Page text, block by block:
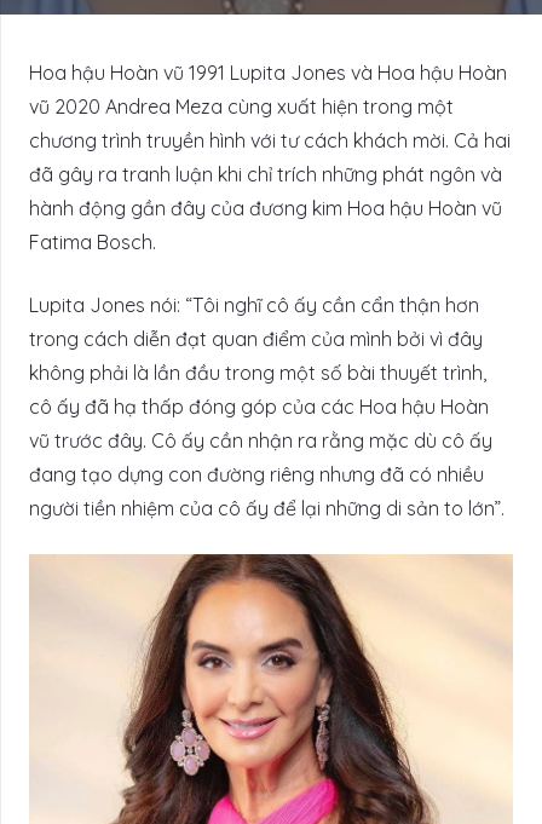
Hoa hậu Hoàn vũ 1991 Lupita Jones và Hoa hậu Hoàn
vũ 2020 Andrea Meza cùng xuất hiện trong một
chương trình truyền hình với tư cách khách mời. Cả hai
đã gây ra tranh luận khi chỉ trích những phát ngôn và
hành động gần đây của đương kim Hoa hậu Hoàn vũ
Fatima Bosch.
Lupita Jones nói: “Tôi nghĩ cô ấy cần cẩn thận hơn
trong cách diễn đạt quan điểm của mình bởi vì đây
không phải là lần đầu trong một số bài thuyết trình,
cô ấy đã hạ thấp đóng góp của các Hoa hậu Hoàn
vũ trước đây. Cô ấy cần nhận ra rằng mặc dù cô ấy
đang tạo dựng con đường riêng nhưng đã có nhiều
người tiền nhiệm của cô ấy để lại những di sản to lớn”.